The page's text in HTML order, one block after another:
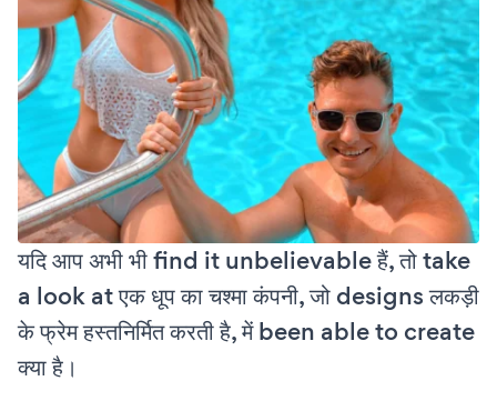
यदि आप अभी भी find it unbelievable हैं, तो take
a look at एक धूप का चश्मा कंपनी, जो designs लकड़ी
के फ्रेम हस्तनिर्मित करती है, में been able to create
क्या है।